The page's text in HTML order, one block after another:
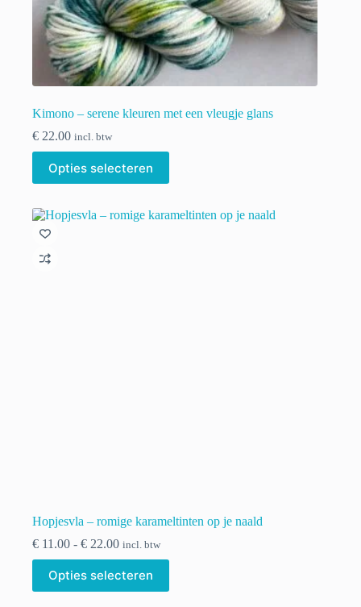
Kimono – serene kleuren met een vleugje glans
€ 22.00 incl. btw
Opties selecteren
Dit
product
heeft
variaties.
Deze
kan
Hopjesvla – romige karameltinten op je naald
€ 11.00 - € 22.00Prijsklasse:
€ 11.00
tot
incl. btw
Opties selecteren
Dit
product
heeft